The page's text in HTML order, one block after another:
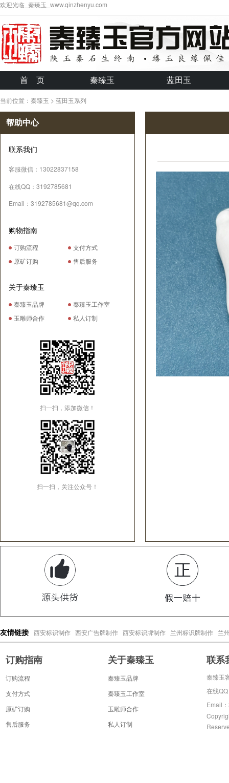
欢迎光临_秦臻玉_www.qinzhenyu.com
首 页 秦臻玉 蓝田玉
当前位置：秦臻玉 > 蓝田玉系列
帮助中心
联系我们
客服微信：13022837158
在线QQ：3192785681
Email：3192785681@qq.com
购物指南
订购流程
支付方式
原矿订购
售后服务
关于秦臻玉
秦臻玉品牌
秦臻玉工作室
玉雕师合作
私人订制
扫一扫，添加微信！
扫一扫，关注公众号！
友情链接 西安标识制作 西安广告牌制作 西安标识牌制作 兰州标识牌制作 兰
订购指南
订购流程
支付方式
原矿订购
售后服务
关于秦臻玉
秦臻玉品牌
秦臻玉工作室
玉雕师合作
私人订制
联系
秦臻玉
在线
Email